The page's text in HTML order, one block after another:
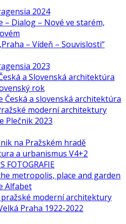
2024
– Dialog – Nové ve starém,
– Vídeň – Souvislosti“
2023
a Slovenská architektúra
rok
Česká a slovenská architektúra
moderní architektury
Plečnik 2023
na Pražském hradě
a urbanismus V4+2
FOTOGRAFIE
metropolis, place and garden
Alfabet
pražské moderní architektury
Praha 1922-2022